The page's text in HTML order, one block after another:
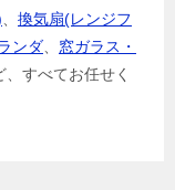
換気扇(レンジフ
ンダ
窓ガラス・
、すべてお任せく